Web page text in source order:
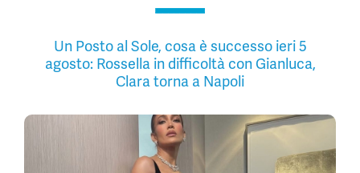
Un Posto al Sole, cosa è successo ieri 5
agosto: Rossella in difficoltà con Gianluca,
Clara torna a Napoli